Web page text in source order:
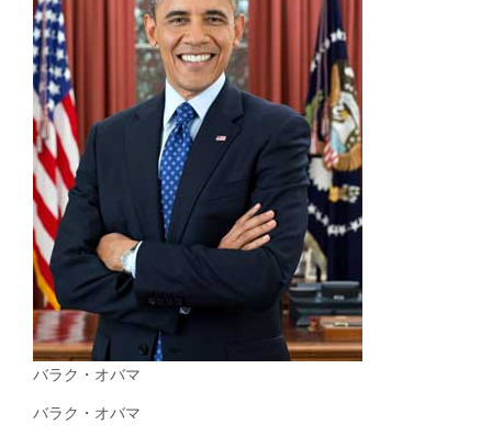
バラク・オバマ
バラク・オバマ